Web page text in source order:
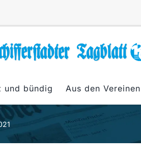
und bündig Aus den Vereinen